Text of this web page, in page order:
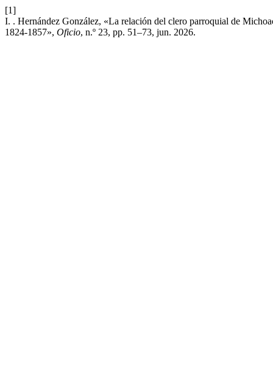
[1]
I. . Hernández González, «La relación del clero parroquial de
1824-1857», Oficio, n.º 23, pp. 51–73, jun. 2026.